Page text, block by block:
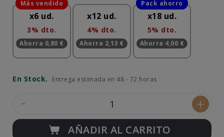
x6 ud.
3% dto.
Ahorra 0,80 €
x12 ud.
4% dto.
Ahorra 2,13 €
x18 ud.
5% dto.
Ahorra 4,00 €
En Stock. Entrega estimada en 48 - 72 horas
- +
AÑADIR AL CARRITO